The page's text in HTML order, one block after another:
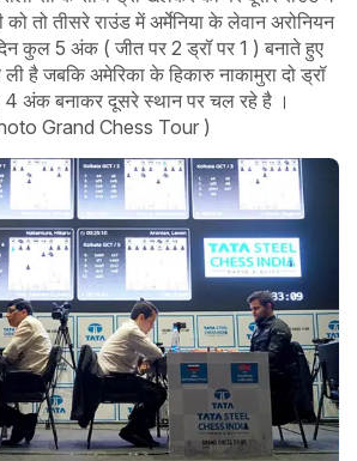
तो तीसरे राउंड में अर्मेनिया के लेवान अरोनियन
कुल 5 अंक ( जीत पर 2 ड्रॉ पर 1 ) बनाते हुए
है जबकि अमेरिका के हिकारु नाकामुरा दो ड्रॉ
अंक बनाकर दूसरे स्थान पर चल रहे है ।
Grand Chess Tour )